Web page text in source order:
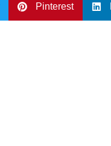
Pinterest